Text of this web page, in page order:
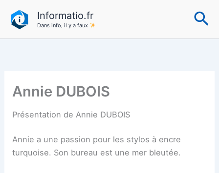
contenu
Informatio.fr
Dans info, il y a faux
Annie DUBOIS
Présentation de Annie DUBOIS
Annie a une passion pour les stylos à encre
turquoise. Son bureau est une mer bleutée.